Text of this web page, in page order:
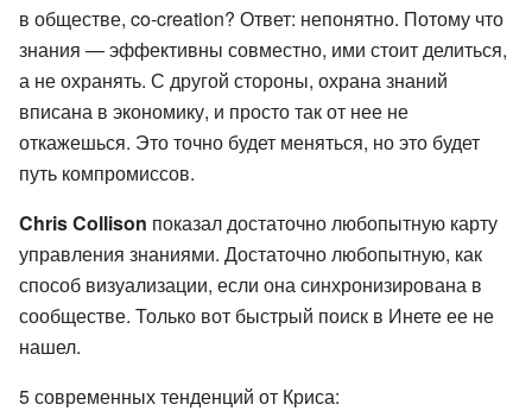
в обществе, co-creation? Ответ: непонятно. Потому что
знания — эффективны совместно, ими стоит делиться,
а не охранять. С другой стороны, охрана знаний
вписана в экономику, и просто так от нее не
откажешься. Это точно будет меняться, но это будет
путь компромиссов.
Chris Collison показал достаточно любопытную карту
управления знаниями. Достаточно любопытную, как
способ визуализации, если она синхронизирована в
сообществе. Только вот быстрый поиск в Инете ее не
нашел.
5 современных тенденций от Криса: